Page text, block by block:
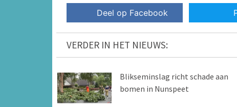
Deel op Facebook
VERDER IN HET NIEUWS:
Blikseminslag richt schade aan
bomen in Nunspeet